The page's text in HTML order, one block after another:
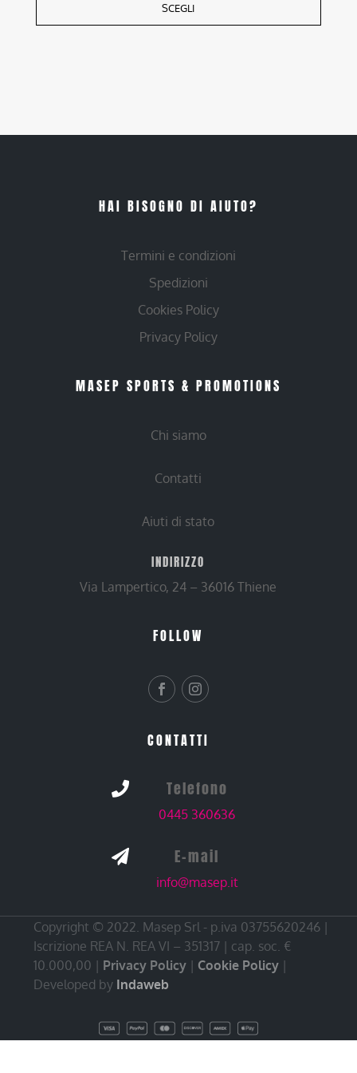
SCEGLI
HAI BISOGNO DI AIUTO?
Termini e condizioni
Spedizioni
Cookies Policy
Privacy Policy
MASEP SPORTS & PROMOTIONS
Chi siamo
Contatti
Aiuti di stato
INDIRIZZO
Via Lampertico, 24 – 36016 Thiene
FOLLOW
CONTATTI
 Telefono
0445 360636
 E-mail
info@masep.it
Copyright © 2022. Masep Srl - p.iva 03755620246 |
Iscrizione REA N. REA VI – 351317 | cap. soc. €
10.000,00 | Privacy Policy | Cookie Policy |
Developed by Indaweb